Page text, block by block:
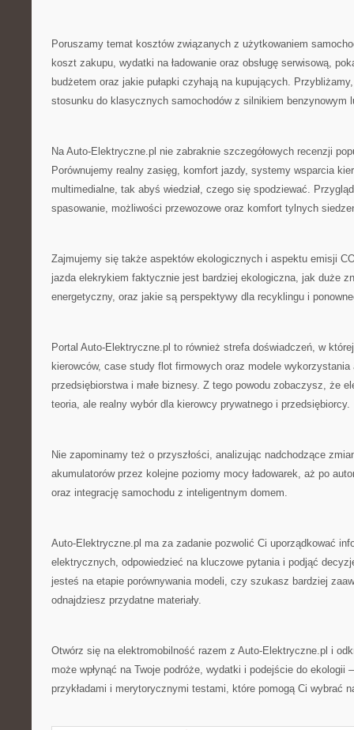
Poruszamy temat kosztów związanych z użytkowaniem
koszt zakupu, wydatki na ładowanie oraz obsługę serwisową,
budżetem oraz jakie pułapki czyhają na kupujących.
stosunku do klasycznych samochodów z silnikiem benzynowym
Na Auto-Elektryczne.pl nie zabraknie szczegółowych recenzji
Porównujemy realny zasięg, komfort jazdy, systemy wsparcia
multimedialne, tak abyś wiedział, czego się spodziewać.
spasowanie, możliwości przewozowe oraz komfort tylnych
Zajmujemy się także aspektów ekologicznych i aspektu emisji
jazda elekrykiem faktycznie jest bardziej ekologiczna, jak duże
energetyczny, oraz jakie są perspektywy dla recyklingu i
Portal Auto-Elektryczne.pl to również strefa doświadczeń, w
kierowców, case study flot firmowych oraz modele
przedsiębiorstwa i małe biznesy. Z tego powodu zobaczysz, że
teoria, ale realny wybór dla kierowcy prywatnego i przedsiębiorcy.
Nie zapominamy też o przyszłości, analizując nadchodzące
akumulatorów przez kolejne poziomy mocy ładowarek, aż po
oraz integrację samochodu z inteligentnym domem.
Auto-Elektryczne.pl ma za zadanie pozwolić Ci uporządkować
elektrycznych, odpowiedzieć na kluczowe pytania i podjąć
jesteś na etapie porównywania modeli, czy szukasz bardziej
odnajdziesz przydatne materiały.
Otwórz się na elektromobilność razem z Auto-Elektryczne.pl i
może wpłynąć na Twoje podróże, wydatki i podejście do ekologii
przykładami i merytorycznymi testami, które pomogą Ci wybrać